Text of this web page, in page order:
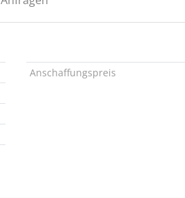
Anschaffungspreis